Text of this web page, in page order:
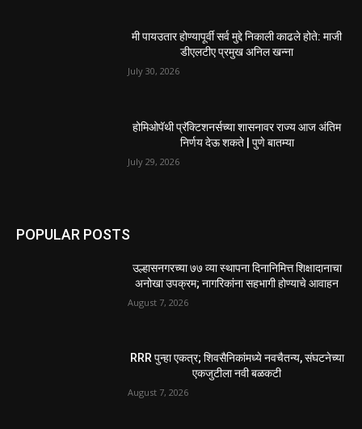
मी पायउतार होण्यापूर्वी सर्व मुद्दे निकाली काढले होते: माजी
डीएलटीए प्रमुख अनिल खन्ना
July 30, 2026
होमिओपॅथी प्रॅक्टिशनर्सच्या शासनावर राज्य आज अंतिम
निर्णय देऊ शकते | पुणे बातम्या
July 29, 2026
POPULAR POSTS
उल्हासनगरच्या ७७ व्या स्थापना दिनानिमित्त शिक्षादानाचा
अनोखा उपक्रम; नागरिकांना सहभागी होण्याचे आवाहन
August 7, 2026
RRR पुन्हा एकत्र; शिवसैनिकांमध्ये नवचैतन्य, संघटनेच्या
एकजुटीला नवी बळकटी
August 7, 2026